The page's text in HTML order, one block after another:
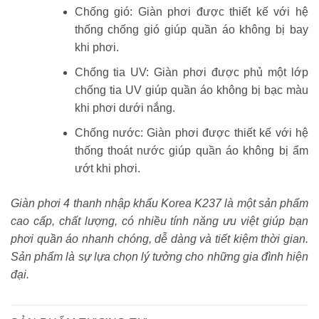
Chống gió: Giàn phơi được thiết kế với hệ
thống chống gió giúp quần áo không bị bay
khi phơi.
Chống tia UV: Giàn phơi được phủ một lớp
chống tia UV giúp quần áo không bị bạc màu
khi phơi dưới nắng.
Chống nước: Giàn phơi được thiết kế với hệ
thống thoát nước giúp quần áo không bị ẩm
ướt khi phơi.
Giàn phơi 4 thanh nhập khẩu Korea K237 là một sản phẩm
cao cấp, chất lượng, có nhiều tính năng ưu việt giúp bạn
phơi quần áo nhanh chóng, dễ dàng và tiết kiệm thời gian.
Sản phẩm là sự lựa chọn lý tưởng cho những gia đình hiện
đại.